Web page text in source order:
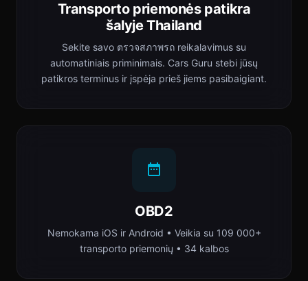
Transporto priemonės patikra
šalyje Thailand
Sekite savo ตรวจสภาพรถ reikalavimus su
automatiniais priminimais. Cars Guru stebi jūsų
patikros terminus ir įspėja prieš jiems pasibaigiant.
OBD2
Nemokama iOS ir Android • Veikia su 109 000+
transporto priemonių • 34 kalbos